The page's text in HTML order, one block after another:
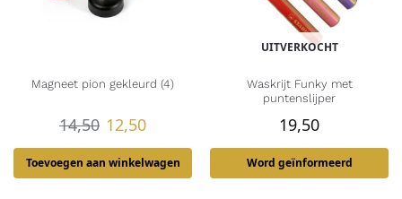
Magneet pion gekleurd (4)
14,50 12,50
Toevoegen aan winkelwagen
UITVERKOCHT
Waskrijt Funky met
puntenslijper
19,50
Word geïnformeerd